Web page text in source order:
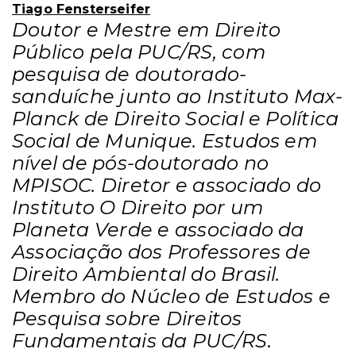
Tiago Fensterseifer
Doutor e Mestre em Direito
Público pela PUC/RS, com
pesquisa de doutorado-
sanduíche junto ao Instituto Max-
Planck de Direito Social e Política
Social de Munique. Estudos em
nível de pós-doutorado no
MPISOC. Diretor e associado do
Instituto O Direito por um
Planeta Verde e associado da
Associação dos Professores de
Direito Ambiental do Brasil.
Membro do Núcleo de Estudos e
Pesquisa sobre Direitos
Fundamentais da PUC/RS.